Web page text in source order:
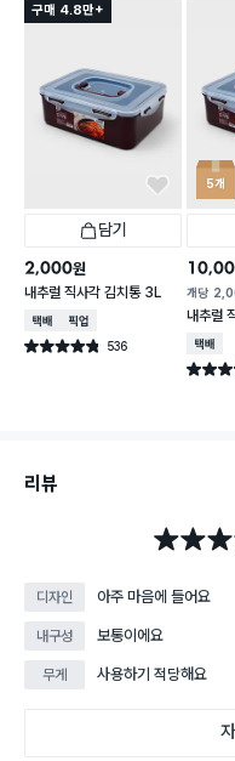
구매 4.8만+
담기
2,000원
내추럴 직사각 김치통 3L
택배배송매장픽업
별점 4.8점 536
건 작성
5개
개당
내추럴
택배배송
별점 4.8
리뷰
별점 4.8점
디자인 아주 마음에 들어요
내구성 보통이에요
무게 사용하기 적당해요